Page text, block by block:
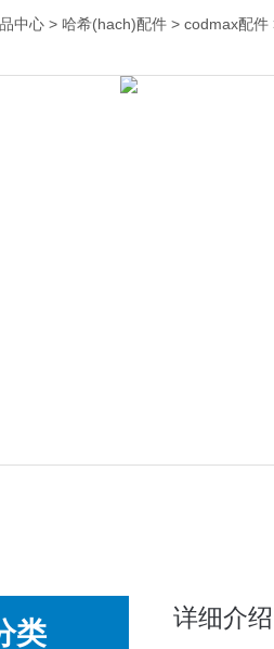
中心 > 哈希(hach)配件 > codmax配件
类 详细介绍